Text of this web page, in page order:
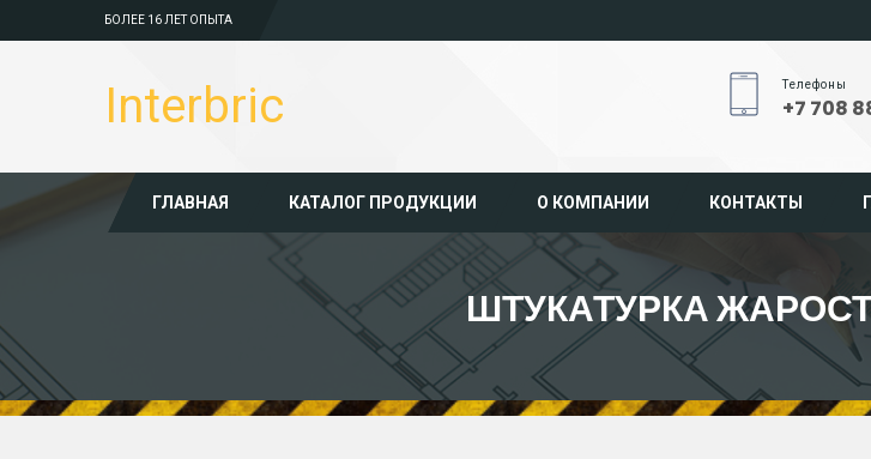
БОЛЕЕ 16 ЛЕТ ОПЫТА
Interbric Телефоны
+7 708
ГЛАВНАЯ КАТАЛОГ ПРОДУКЦИИ О КОМПАНИИ КОНТАКТЫ
ШТУКАТУРКА